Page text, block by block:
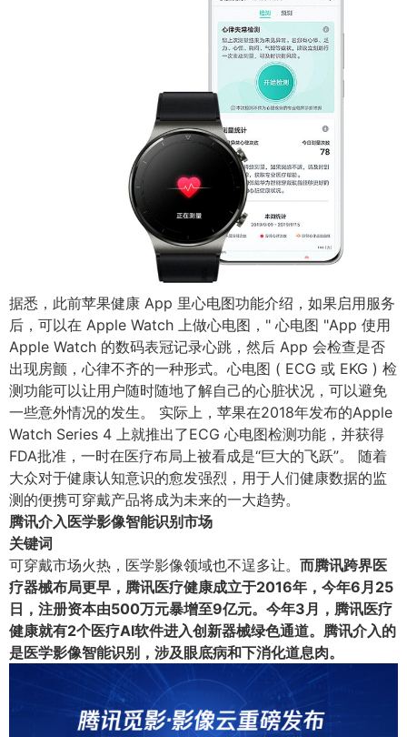
据悉，此前苹果健康 App 里心电图功能介绍，如果启用服务
后，可以在 Apple Watch 上做心电图，" 心电图 "App 使用
Apple Watch 的数码表冠记录心跳，然后 App 会检查是否
出现房颤，心律不齐的一种形式。心电图 ( ECG 或 EKG ) 检
测功能可以让用户随时随地了解自己的心脏状况，可以避免
一些意外情况的发生。 实际上，苹果在2018年发布的Apple
Watch Series 4 上就推出了ECG 心电图检测功能，并获得
FDA批准，一时在医疗布局上被看成是“巨大的飞跃”。 随着
大众对于健康认知意识的愈发强烈，用于人们健康数据的监
测的便携可穿戴产品将成为未来的一大趋势。
腾讯介入医学影像智能识别市场
关键词
可穿戴市场火热，医学影像领域也不逞多让。 而腾讯跨界医
疗器械布局更早，腾讯医疗健康成立于2016年，今年6月25
日，注册资本由500万元暴增至9亿元。今年3月，腾讯医疗
健康就有2个医疗AI软件进入创新器械绿色通道。腾讯介入的
是医学影像智能识别，涉及眼底病和下消化道息肉。